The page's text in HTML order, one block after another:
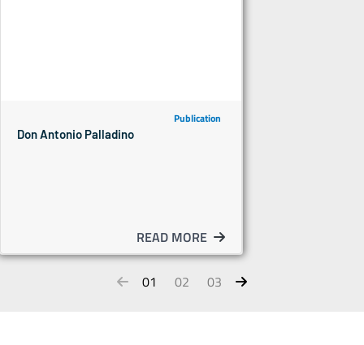
Publication
Don Antonio Palladino
READ MORE
01 02 03